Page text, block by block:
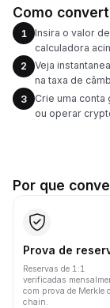
Como
1
Insira o valor
calculadora
2
Veja
na taxa de
3
Crie uma
ou operar
Por que
Prova de
Reservas de 1:1
verificadas
com prova de Merkle
chain.